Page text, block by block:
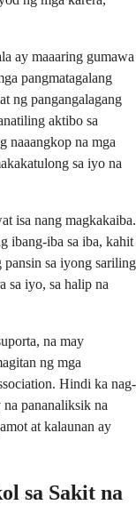
ay maaaring gumawa
pangmatagalang
ng pangangalagang
aktibo sa
naaangkop na mga
sa iyo na
isa nang magkakaiba.
ibang-iba sa iba, kahit
sa iyong sariling
sa iyo, sa halip na
na may
ng mga
Hindi ka nag-
pananaliksik na
at kalaunan ay
sa Sakit na